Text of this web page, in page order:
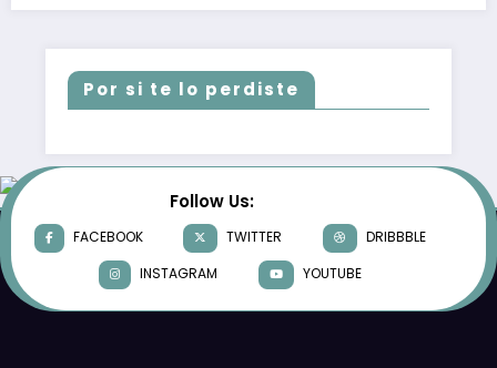
Por si te lo perdiste
Follow Us:
FACEBOOK TWITTER
DRIBBBLE
INSTAGRAM
YOUTUBE